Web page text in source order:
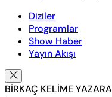
Diziler
Programlar
Show Haber
Yayın Akışı
BİRKAÇ KELİME